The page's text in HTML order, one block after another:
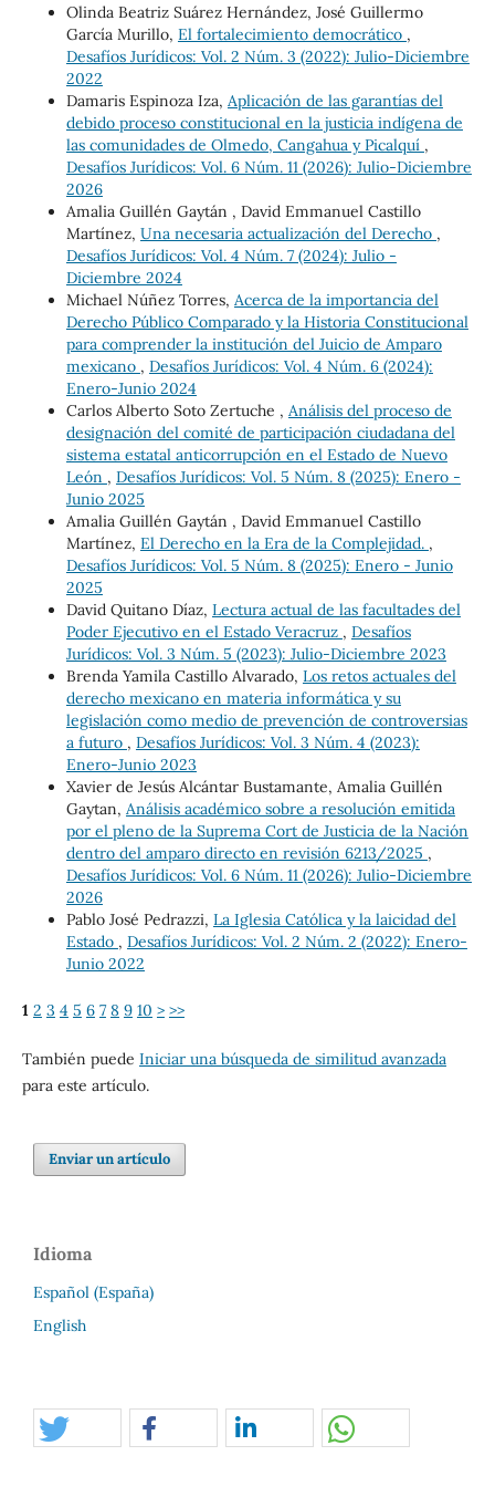
Olinda Beatriz Suárez Hernández, José Guillermo
García Murillo, El fortalecimiento democrático ,
Desafíos Jurídicos: Vol. 2 Núm. 3 (2022): Julio-Diciembre
2022
Damaris Espinoza Iza, Aplicación de las garantías del
debido proceso constitucional en la justicia indígena de
las comunidades de Olmedo, Cangahua y Picalquí ,
Desafíos Jurídicos: Vol. 6 Núm. 11 (2026): Julio-Diciembre
2026
Amalia Guillén Gaytán , David Emmanuel Castillo
Martínez, Una necesaria actualización del Derecho ,
Desafíos Jurídicos: Vol. 4 Núm. 7 (2024): Julio -
Diciembre 2024
Michael Núñez Torres, Acerca de la importancia del
Derecho Público Comparado y la Historia Constitucional
para comprender la institución del Juicio de Amparo
mexicano , Desafíos Jurídicos: Vol. 4 Núm. 6 (2024):
Enero-Junio 2024
Carlos Alberto Soto Zertuche , Análisis del proceso de
designación del comité de participación ciudadana del
sistema estatal anticorrupción en el Estado de Nuevo
León , Desafíos Jurídicos: Vol. 5 Núm. 8 (2025): Enero -
Junio 2025
Amalia Guillén Gaytán , David Emmanuel Castillo
Martínez, El Derecho en la Era de la Complejidad. ,
Desafíos Jurídicos: Vol. 5 Núm. 8 (2025): Enero - Junio
2025
David Quitano Díaz, Lectura actual de las facultades del
Poder Ejecutivo en el Estado Veracruz , Desafíos
Jurídicos: Vol. 3 Núm. 5 (2023): Julio-Diciembre 2023
Brenda Yamila Castillo Alvarado, Los retos actuales del
derecho mexicano en materia informática y su
legislación como medio de prevención de controversias
a futuro , Desafíos Jurídicos: Vol. 3 Núm. 4 (2023):
Enero-Junio 2023
Xavier de Jesús Alcántar Bustamante, Amalia Guillén
Gaytan, Análisis académico sobre a resolución emitida
por el pleno de la Suprema Cort de Justicia de la Nación
dentro del amparo directo en revisión 6213/2025 ,
Desafíos Jurídicos: Vol. 6 Núm. 11 (2026): Julio-Diciembre
2026
Pablo José Pedrazzi, La Iglesia Católica y la laicidad del
Estado , Desafíos Jurídicos: Vol. 2 Núm. 2 (2022): Enero-
Junio 2022
1 2 3 4 5 6 7 8 9 10 > >>
También puede Iniciar una búsqueda de similitud avanzada
para este artículo.
Enviar un artículo
Idioma
Español (España)
English